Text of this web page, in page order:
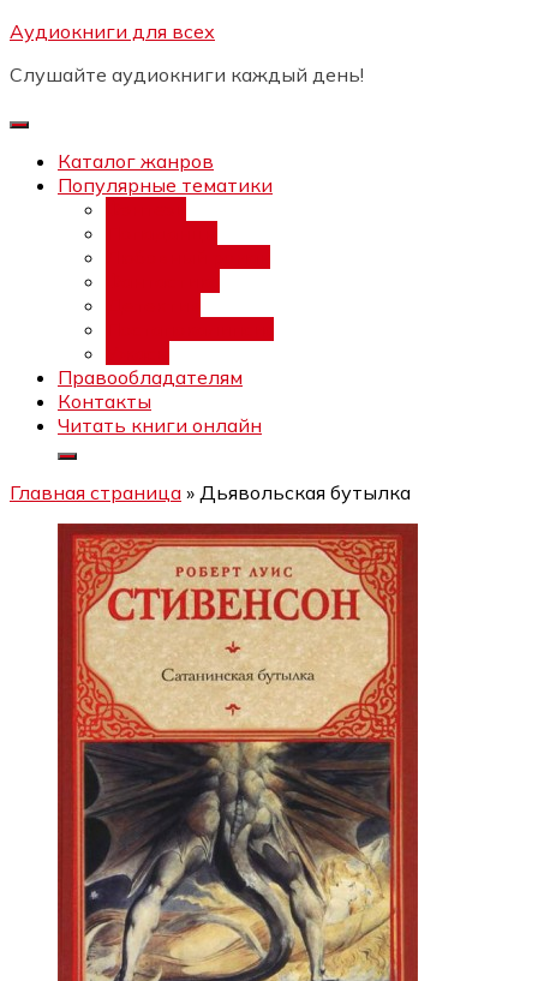
Перейти
содержимому
Аудиокниги для всех
Слушайте аудиокниги каждый день!
Каталог жанров
Популярные тематики
Правообладателям
Контакты
Читать книги онлайн
Главная страница » Дьявольская бутылка
Бесплатный интенсив:
каналов"